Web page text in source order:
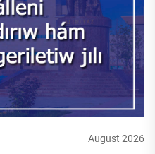
August 2026